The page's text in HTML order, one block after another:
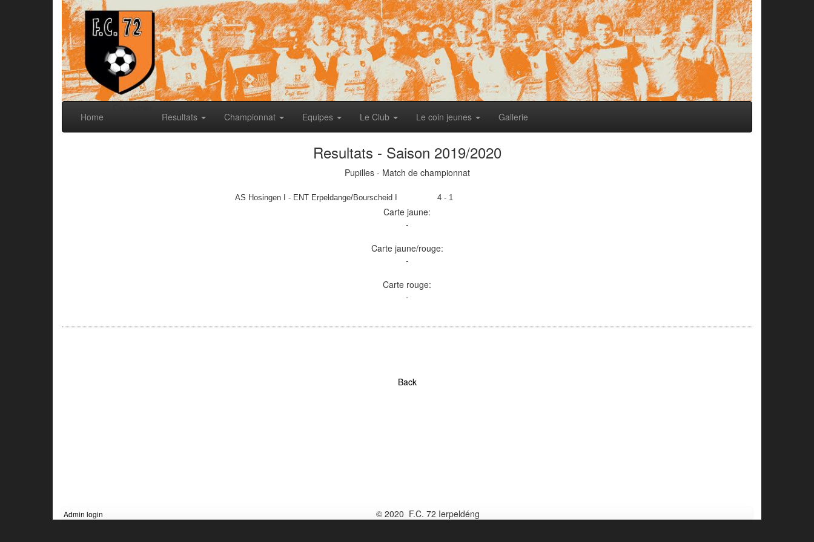
Home Resultats Championnat Equipes Le Club Le coin jeunes Gallerie
Resultats - Saison 2019/2020
Pupilles - Match de championnat
AS Hosingen I - ENT Erpeldange/Bourscheid I 4 - 1
Carte jaune:
-
Carte jaune/rouge:
-
Carte rouge:
-
Back
Admin login © 2020 F.C. 72 Ierpeldéng